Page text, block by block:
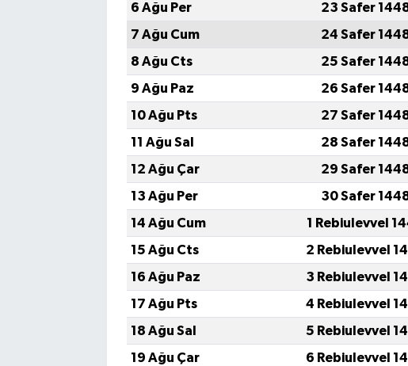
6 Ağu Per
23 Safer
7 Ağu Cum
24 Safer
8 Ağu Cts
25 Safer
9 Ağu Paz
26 Safer
10 Ağu Pts
27 Safer
11 Ağu Sal
28 Safer
12 Ağu Çar
29 Safer
13 Ağu Per
30 Safer
14 Ağu Cum
1 Rebiulevvel
15 Ağu Cts
2 Rebiulevvel
16 Ağu Paz
3 Rebiulevvel
17 Ağu Pts
4 Rebiulevvel
18 Ağu Sal
5 Rebiulevvel
19 Ağu Çar
6 Rebiulevvel